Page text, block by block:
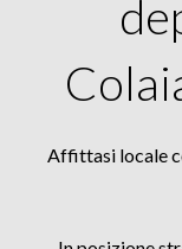
Affittasi locale